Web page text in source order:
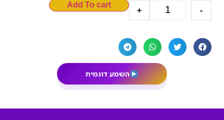
-
+
Add To cart
השמע דוגמית